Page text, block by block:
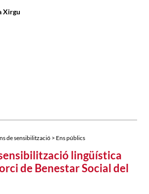
Xirgu
de sensibilització > Ens públics
lingüística
de Benestar Social del